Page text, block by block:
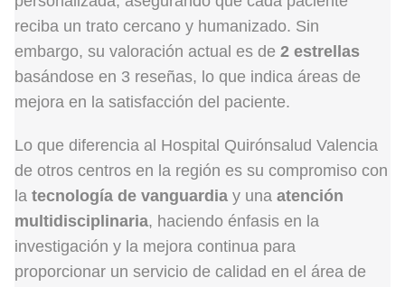
reciba un trato cercano y humanizado. Sin
embargo, su valoración actual es de 2 estrellas
basándose en 3 reseñas, lo que indica áreas de
mejora en la satisfacción del paciente.
Lo que diferencia al Hospital Quirónsalud Valencia
de otros centros en la región es su compromiso con
la tecnología de vanguardia y una atención
multidisciplinaria, haciendo énfasis en la
investigación y la mejora continua para
proporcionar un servicio de calidad en el área de